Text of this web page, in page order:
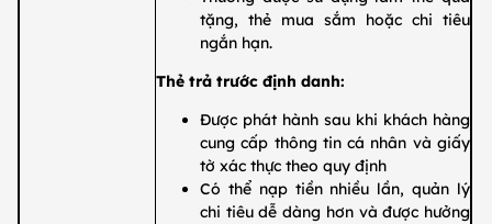
tặng, thẻ mua sắm hoặc chi tiêu
ngắn hạn.
Thẻ trả trước định danh:
​Được phát hành sau khi khách hàng
cung cấp thông tin cá nhân và giấy
tờ xác thực theo quy định
​Có thể nạp tiền nhiều lần, quản lý
chi tiêu dễ dàng hơn và được hưởng